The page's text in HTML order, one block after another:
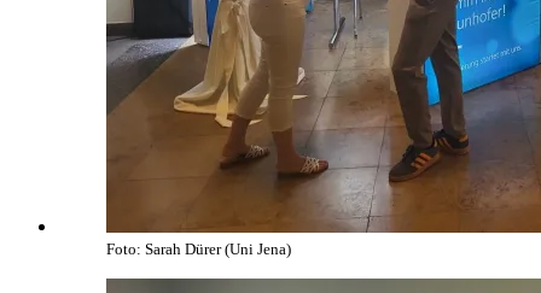
Foto: Sarah Dürer (Uni Jena)